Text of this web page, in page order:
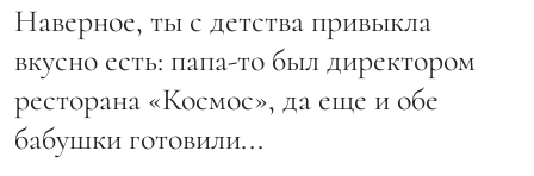
Наверное, ты с детства привыкла
вкусно есть: папа-то был директором
ресторана «Космос», да еще и обе
бабушки готовили...